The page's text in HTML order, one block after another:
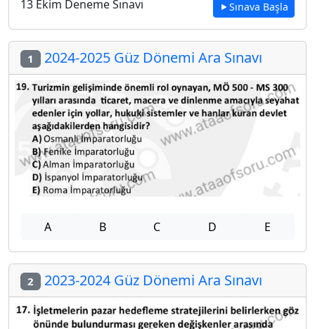
13 Ekim Deneme Sınavı Sınava Başla
1 2024-2025 Güz Dönemi Ara Sınavı
A B C D E
2 2023-2024 Güz Dönemi Ara Sınavı